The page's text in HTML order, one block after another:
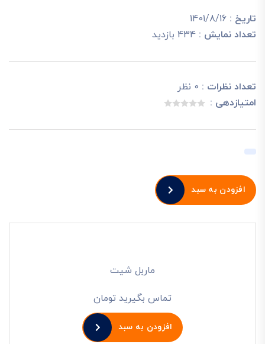
تاریخ : 1401/8/16
تعداد نمایش : 434 بازدید
تعداد نظرات : 0 نظر
امتیازدهی :
افزودن به سبد
ماربل شیت
تماس بگیرید تومان
افزودن به سبد